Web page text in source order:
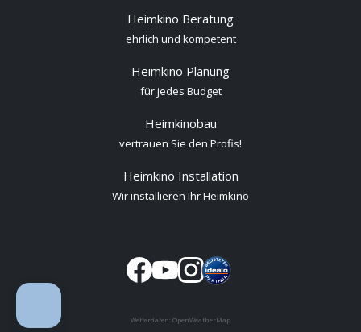
Heimkino Beratung
ehrlich und kompetent
Heimkino Planung
für jedes Budget
Heimkinobau
vertrauen Sie den Profis!
Heimkino Installation
Wir installieren Ihr Heimkino
Wetterdaten: OpenWeatherMap